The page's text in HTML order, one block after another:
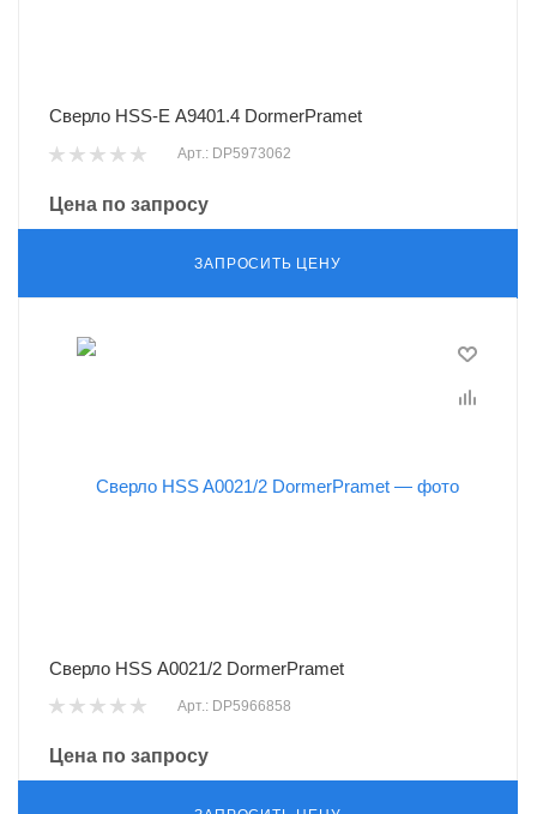
Сверло HSS-E A9401.4 DormerPramet
Арт.: DP5973062
Цена по запросу
ЗАПРОСИТЬ ЦЕНУ
Сверло HSS A0021/2 DormerPramet
Арт.: DP5966858
Цена по запросу